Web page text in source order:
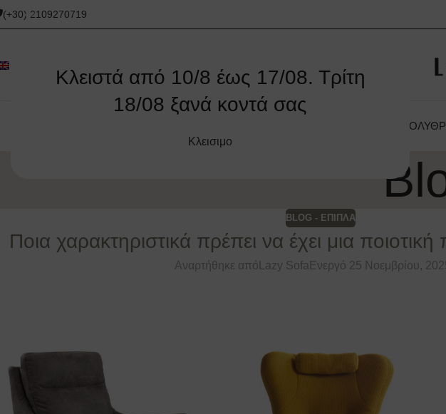
Κλειστά από 10/8 έως 17/08. Τρίτη
18/08 ξανά κοντά σας
Κλεισιμο
(+30) 2109270719
BLOG - ΕΠΙΠΛΑ
Ποια χαρακτηριστικά πρέπει να έχει μια
Αναρτήθηκε από Lazy Sofa Ενεργό 25 Νοεμβρίου,